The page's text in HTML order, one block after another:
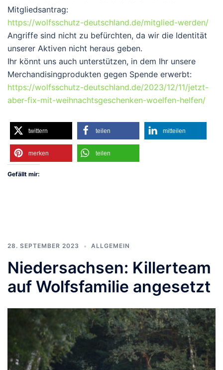
Mitgliedsantrag:
https://wolfsschutz-deutschland.de/mitglied-werden/
Angriffe sind nicht zu befürchten, da wir die Identität
unserer Aktiven nicht heraus geben.
Ihr könnt uns auch unterstützen, in dem Ihr unsere
Merchandisingprodukten gegen Spende erwerbt:
https://wolfsschutz-deutschland.de/2023/12/11/jetzt-
aber-fix-mit-weihnachtsgeschenken-woelfen-helfen/
twittern teilen mitteilen
merken teilen
Gefällt mir:
28. SEPTEMBER 2023 ALLGEMEIN
Niedersachsen: Killerteam
auf Wolfsfamilie angesetzt